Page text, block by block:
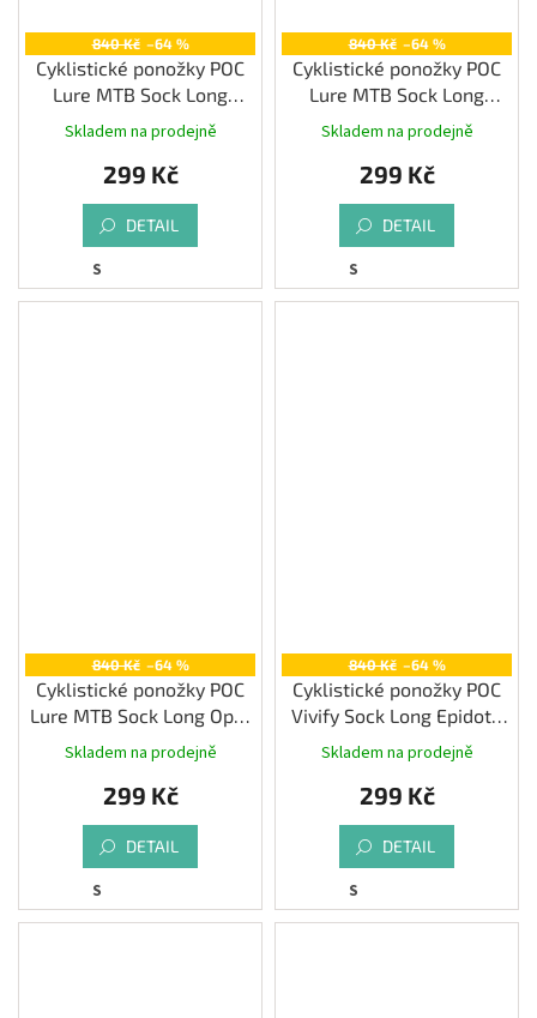
840 Kč –64 %
Cyklistické ponožky POC
Lure MTB Sock Long
Dioptase Blue/Uranium
Black
Skladem na prodejně
299 Kč
DETAIL
S
840 Kč –64 %
Cyklistické ponožky POC
Lure MTB Sock Long
Epidote Green/Uranium
Black
Skladem na prodejně
299 Kč
DETAIL
S
840 Kč –64 %
Cyklistické ponožky POC
Lure MTB Sock Long Opal
Blue/Turmaline Navy
Skladem na prodejně
299 Kč
DETAIL
S
840 Kč –64 %
Cyklistické ponožky POC
Vivify Sock Long Epidote
Skladem na prodejně
299 Kč
DETAIL
S